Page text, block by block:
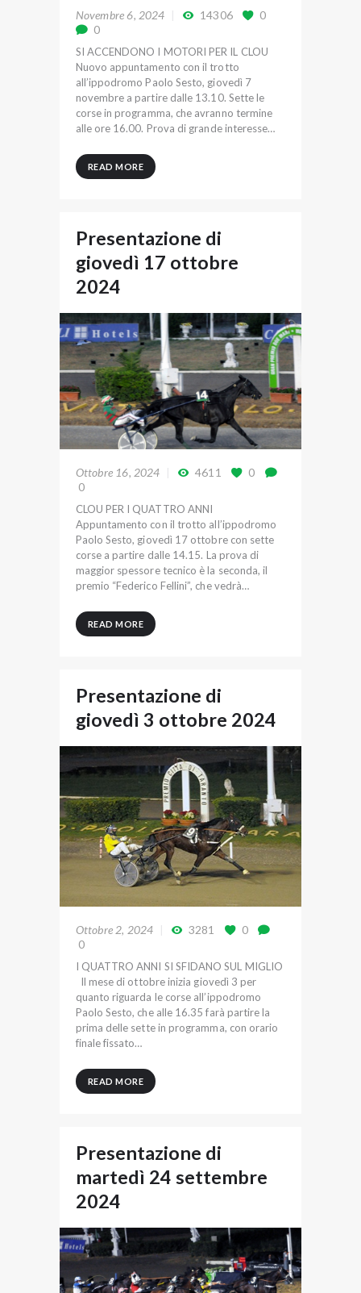
Novembre 6, 2024 14306
0
0
SI ACCENDONO I MOTORI PER IL CLOU
Nuovo appuntamento con il trotto
all’ippodromo Paolo Sesto, giovedì 7
novembre a partire dalle 13.10. Sette le
corse in programma, che avranno termine
alle ore 16.00. Prova di grande interesse…
READ MORE
Presentazione di
giovedì 17 ottobre
2024
Ottobre 16, 2024 4611
0
0
CLOU PER I QUATTRO ANNI
Appuntamento con il trotto all’ippodromo
Paolo Sesto, giovedì 17 ottobre con sette
corse a partire dalle 14.15. La prova di
maggior spessore tecnico è la seconda, il
premio “Federico Fellini”, che vedrà…
READ MORE
Presentazione di
giovedì 3 ottobre 2024
Ottobre 2, 2024 3281
0
0
I QUATTRO ANNI SI SFIDANO SUL MIGLIO
Il mese di ottobre inizia giovedì 3 per
quanto riguarda le corse all’ippodromo
Paolo Sesto, che alle 16.35 farà partire la
prima delle sette in programma, con orario
finale fissato…
READ MORE
Presentazione di
martedì 24 settembre
2024